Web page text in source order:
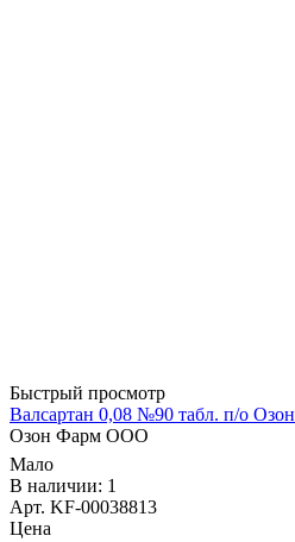
Быстрый просмотр
Валсартан 0,08 №90 табл. п/о Озон
Озон Фарм ООО
Мало
В наличии: 1
Арт. KF-00038813
Цена